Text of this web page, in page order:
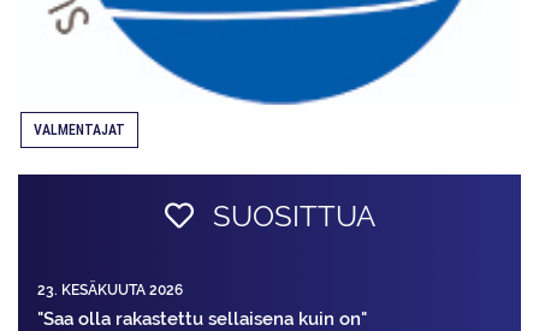
VALMENTAJAT
SUOSITTUA
23. KESÄKUUTA 2026
"Saa olla rakastettu sellaisena kuin on"